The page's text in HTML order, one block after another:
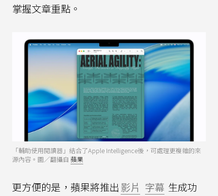
掌握文章重點。
「輔助使用閱讀器」結合了Apple Intelligence後，可處理更複雜的來
源內容。圖／翻攝自 蘋果
更方便的是，蘋果將推出 影片 字幕 生成功